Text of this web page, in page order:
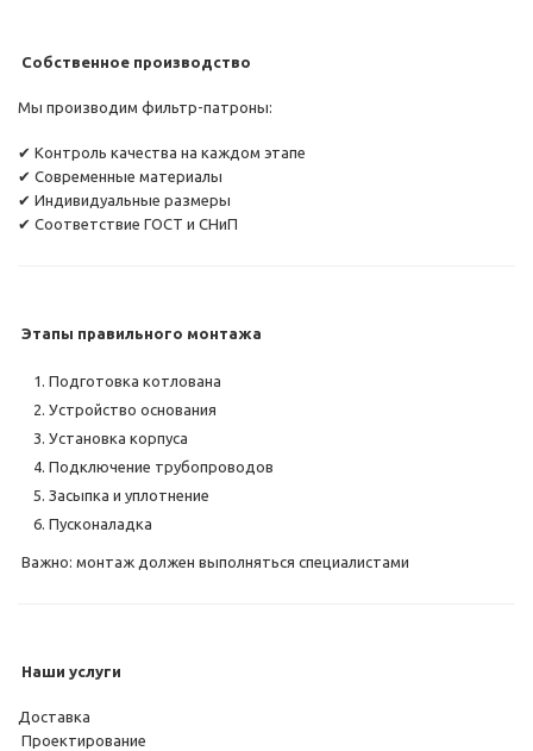
Собственное производство
Мы производим фильтр-патроны:
✔ Контроль качества на каждом этапе
✔ Современные материалы
✔ Индивидуальные размеры
✔ Соответствие ГОСТ и СНиП
Этапы правильного монтажа
Подготовка котлована
Устройство основания
Установка корпуса
Подключение трубопроводов
Засыпка и уплотнение
Пусконаладка
Важно: монтаж должен выполняться специалистами
Наши услуги
Доставка
Проектирование